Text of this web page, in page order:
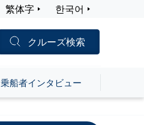
繁体字 한국어
クルーズ検索
乗船者インタビュー